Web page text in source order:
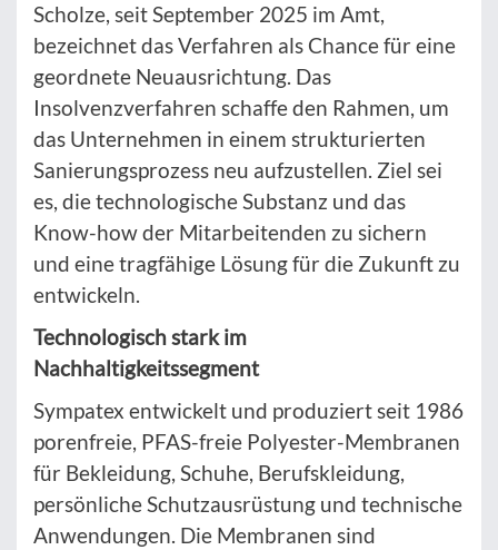
Scholze, seit September 2025 im Amt,
bezeichnet das Verfahren als Chance für eine
geordnete Neuausrichtung. Das
Insolvenzverfahren schaffe den Rahmen, um
das Unternehmen in einem strukturierten
Sanierungsprozess neu aufzustellen. Ziel sei
es, die technologische Substanz und das
Know-how der Mitarbeitenden zu sichern
und eine tragfähige Lösung für die Zukunft zu
entwickeln.
Technologisch stark im
Nachhaltigkeitssegment
Sympatex entwickelt und produziert seit 1986
porenfreie, PFAS-freie Polyester-Membranen
für Bekleidung, Schuhe, Berufskleidung,
persönliche Schutzausrüstung und technische
Anwendungen. Die Membranen sind